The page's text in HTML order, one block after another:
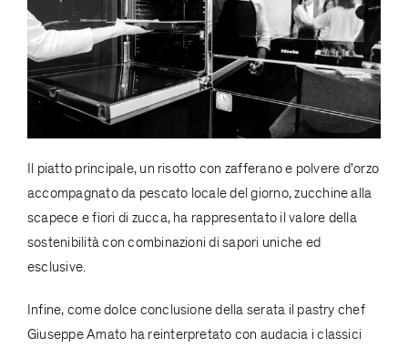
Il piatto principale, un risotto con zafferano e polvere d'orzo
accompagnato da pescato locale del giorno, zucchine alla
scapece e fiori di zucca, ha rappresentato il valore della
sostenibilità con combinazioni di sapori uniche ed
esclusive.
Infine, come dolce conclusione della serata il pastry chef
Giuseppe Amato ha reinterpretato con audacia i classici